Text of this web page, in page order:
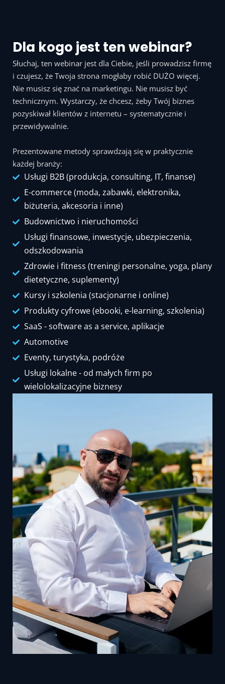
Dla kogo jest ten webinar?
Słuchaj, ten webinar jest dla Ciebie, jeśli prowadzisz firmę
i czujesz, że Twoja strona mogłaby robić DUŻO więcej.
Nie musisz się znać na marketingu. Nie musisz być
technicznym. Wystarczy, że chcesz, żeby Twój biznes
pozyskiwał klientów z internetu – systematycznie i
przewidywalnie.
Prezentowane metody sprawdzają się w praktycznie
każdej branży:
Usługi B2B (produkcja, consulting, IT, finanse)
E-commerce (moda, zabawki, elektronika,
biżuteria, akcesoria i inne)
Budownictwo i nieruchomości
Usługi finansowe, inwestycje, ubezpieczenia,
odszkodowania
Zdrowie i fitness (treningi personalne, yoga, plany
dietetyczne, suplementy)
Kursy i szkolenia (stacjonarne i online)
Produkty cyfrowe (ebooki, e-learning, szkolenia)
SaaS - software as a service, aplikacje
Automotive
Eventy, turystyka, podróże
Usługi lokalne - od małych firm po
wielolokalizacyjne biznesy